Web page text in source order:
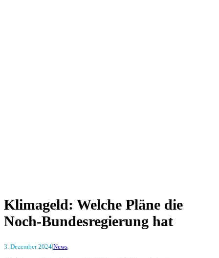
Klimageld: Welche Pläne die
Noch-Bundesregierung hat
3. Dezember 2024|News